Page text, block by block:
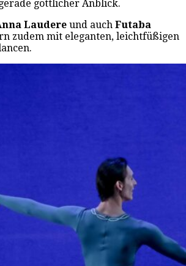
göttlicher Anblick.
Laudere und auch Futaba
zudem mit eleganten, leichtfüßigen